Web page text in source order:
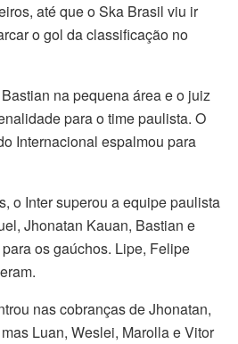
até que o Ska Brasil viu ir
o gol da classificação no
na pequena área e o juiz
para o time paulista. O
Internacional espalmou para
o Inter superou a equipe paulista
Jhonatan Kauan, Bastian e
os gaúchos. Lipe, Felipe
nas cobranças de Jhonatan,
Luan, Weslei, Marolla e Vitor